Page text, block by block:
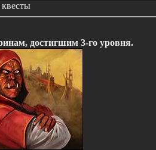
достигшим 3-го уровня.